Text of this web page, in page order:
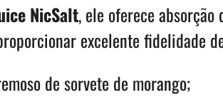
NicSalt, ele oferece
excelente fidelidade
de sorvete de morango;